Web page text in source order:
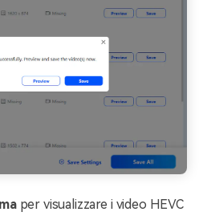
per visualizzare i video HEVC